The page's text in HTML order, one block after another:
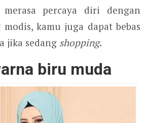
percaya diri dengan
kamu juga dapat bebas
jika sedang shopping.
biru muda